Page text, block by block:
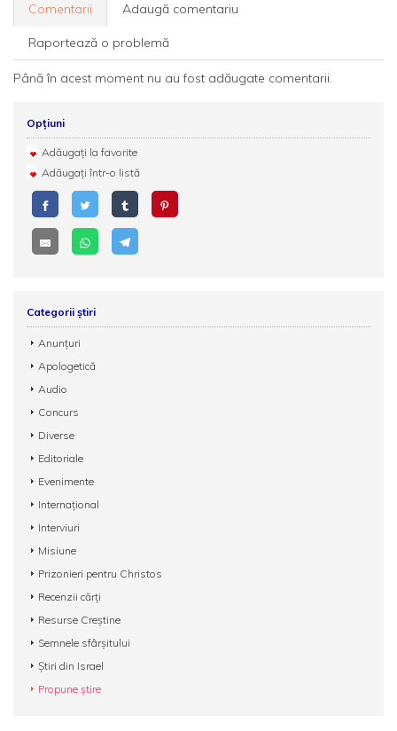
Comentarii Adaugă comentariu
Raportează o problemă
Până în acest moment nu au fost adăugate comentarii.
Opțiuni
Adăugați la favorite
Adăugați într-o listă
Categorii știri
Anunțuri
Apologetică
Audio
Concurs
Diverse
Editoriale
Evenimente
Internațional
Interviuri
Misiune
Prizonieri pentru Christos
Recenzii cărți
Resurse Creștine
Semnele sfârșitului
Știri din Israel
Propune știre